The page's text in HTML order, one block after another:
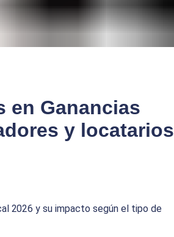
en Ganancias
y locatarios
2026 y su impacto según el tipo de